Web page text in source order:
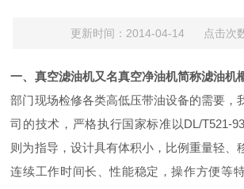
更新时间：2014-04-14 点击次
一、真空滤油机又名真空净油机简称滤油机
部门现场检修各类高低压带油设备的需要，
司的技术，严格执行国家标准以DL/T521-
则为指导，设计具有体积小，比例重量轻、
连续工作时间长、性能稳定，操作方便等